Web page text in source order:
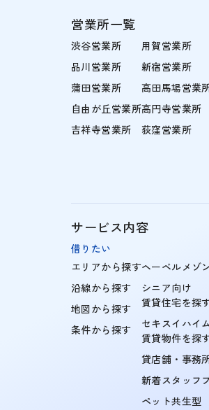
営業所一覧
渋谷営業所
品川営業所
蒲田営業所
自由が丘営業所
吉祥寺営業所
用賀営業所
新宿営業所
高田馬場営業
高円寺営業所
荻窪営業所
サービス内容
借りたい
エリアから探す
沿線から探す
地図から探す
条件から探す
ヘーベルメゾ
シニア向け
賃貸住宅を探
セキスイハイ
賃貸物件を探
貸店舗・事務
新着スタッフ
ペット共生型